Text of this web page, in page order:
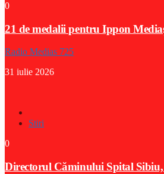
0
21 de medalii pentru Ippon
Radio Medias 725
31 iulie 2026
Stiri
0
Directorul Căminului Spital